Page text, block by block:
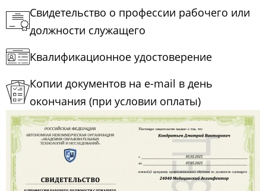
Свидетельство о профессии рабочего или
должности служащего
Квалификационное удостоверение
Копии документов на e-mail в день
окончания (при условии оплаты)